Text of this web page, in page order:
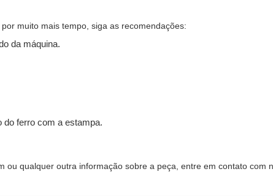
muito mais tempo, siga as recomendações:
da máquina.
do ferro com a estampa.
ou qualquer outra informação sobre a peça, entre em contato